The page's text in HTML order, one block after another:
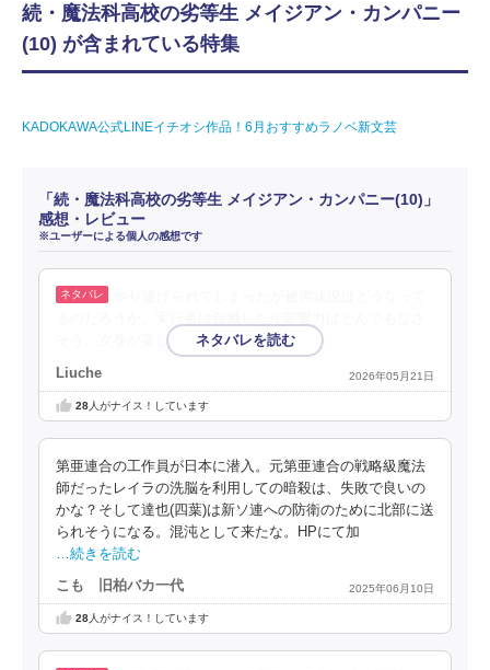
続・魔法科高校の劣等生 メイジアン・カンパニー
(10) が含まれている特集
KADOKAWA公式LINEイチオシ作品！6月おすすめラノベ新文芸
「続・魔法科高校の劣等生 メイジアン・カンパニー(10)」
感想・レビュー
※ユーザーによる個人の感想です
そう。次巻が楽しみ。
Liuche 2026年05月21日
28人がナイス！しています
第亜連合の工作員が日本に潜入。元第亜連合の戦略級魔法
師だったレイラの洗脳を利用しての暗殺は、失敗で良いの
かな？そして達也(四葉)は新ソ連への防衛のために北部に送
られそうになる。混沌として来たな。HPにて加
…続きを読む
こも 旧柏バカ一代 2025年06月10日
28人がナイス！しています